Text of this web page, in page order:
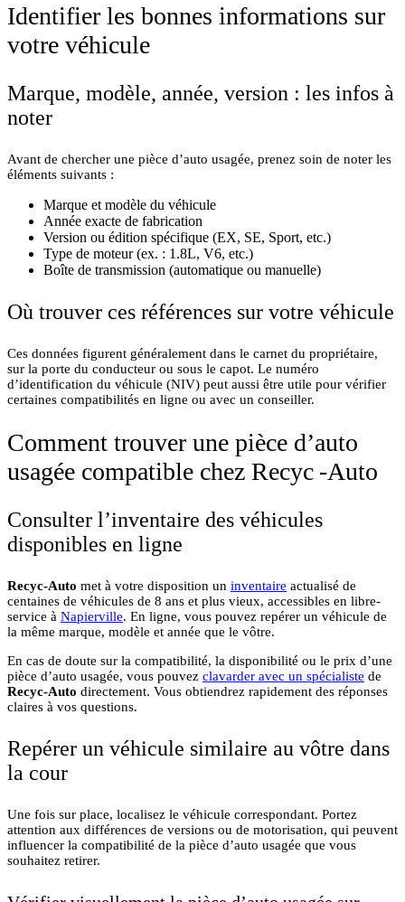
Identifier les bonnes informations sur
votre véhicule
Marque, modèle, année, version : les infos à
noter
Avant de chercher une pièce d’auto usagée, prenez soin de noter les
éléments suivants :
Marque et modèle du véhicule
Année exacte de fabrication
Version ou édition spécifique (EX, SE, Sport, etc.)
Type de moteur (ex. : 1.8L, V6, etc.)
Boîte de transmission (automatique ou manuelle)
Où trouver ces références sur votre véhicule
Ces données figurent généralement dans le carnet du propriétaire,
sur la porte du conducteur ou sous le capot. Le numéro
d’identification du véhicule (NIV) peut aussi être utile pour vérifier
certaines compatibilités en ligne ou avec un conseiller.
Comment trouver une pièce d’auto
usagée compatible chez Recyc -Auto
Consulter l’inventaire des véhicules
disponibles en ligne
Recyc-Auto met à votre disposition un inventaire actualisé de
centaines de véhicules de 8 ans et plus vieux, accessibles en libre-
service à Napierville. En ligne, vous pouvez repérer un véhicule de
la même marque, modèle et année que le vôtre.
En cas de doute sur la compatibilité, la disponibilité ou le prix d’une
pièce d’auto usagée, vous pouvez clavarder avec un spécialiste de
Recyc-Auto directement. Vous obtiendrez rapidement des réponses
claires à vos questions.
Repérer un véhicule similaire au vôtre dans
la cour
Une fois sur place, localisez le véhicule correspondant. Portez
attention aux différences de versions ou de motorisation, qui peuvent
influencer la compatibilité de la pièce d’auto usagée que vous
souhaitez retirer.